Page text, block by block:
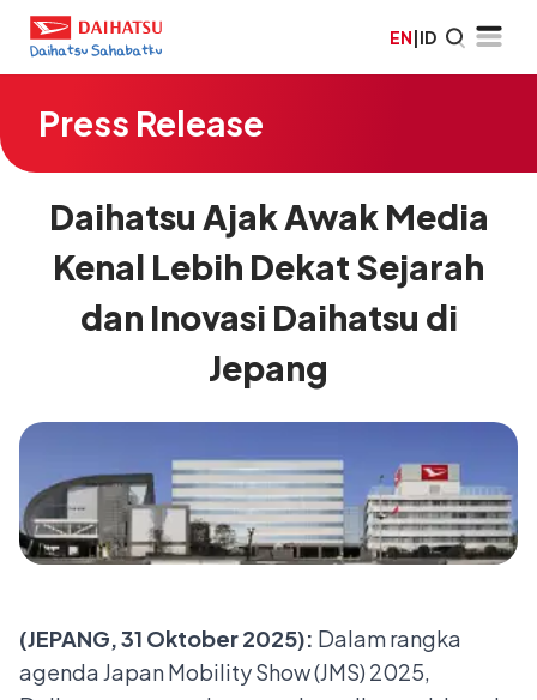
EN|ID
Press Release
Daihatsu Ajak Awak Media
Kenal Lebih Dekat Sejarah
dan Inovasi Daihatsu di
Jepang
(JEPANG, 31 Oktober 2025): Dalam rangka
agenda Japan Mobility Show (JMS) 2025,